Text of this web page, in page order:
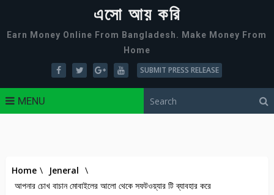
এসো আয় করি
Earn Money Online From Bangladesh. Make Money From
Home
SUBMIT PRESS RELEASE
MENU
Home \ Jeneral \
আপনার চোখ বাচান মোবাইলের আলো থেকে সফটওয়্যার টি ব্যাবহার করে